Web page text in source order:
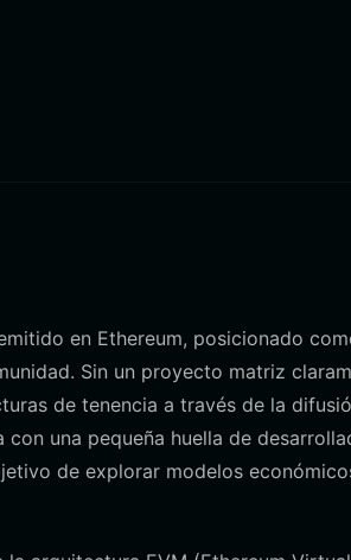
en Ethereum, posicionado
Sin un proyecto matriz
de tenencia a través de la
una pequeña huella de
de explorar modelos